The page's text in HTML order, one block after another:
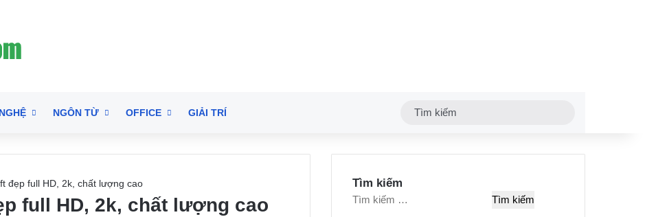
NGÔN TỪ OFFICE GIẢI TRÍ
đẹp full HD, 2k, chất lượng cao
full HD, 2k, chất lượng cao
Tìm kiếm
T